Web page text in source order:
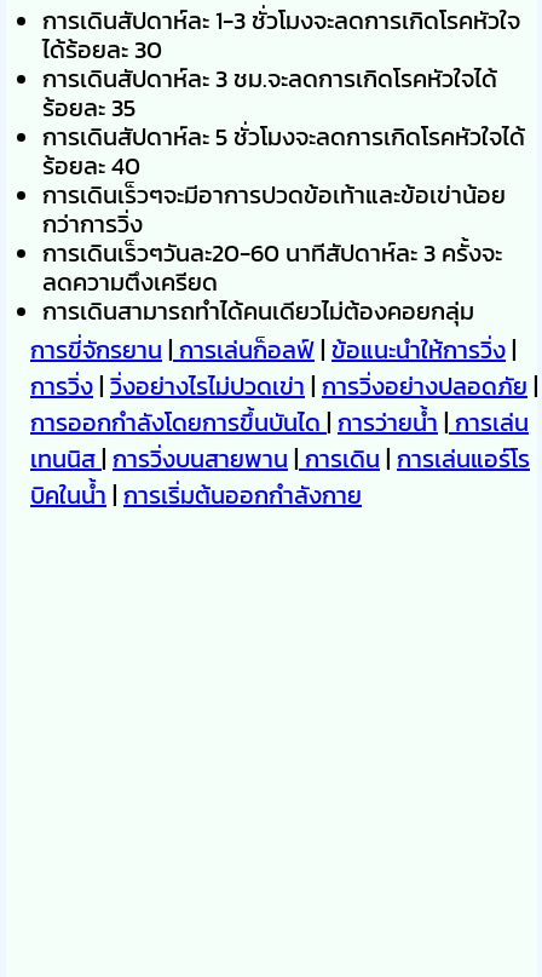
การเดินสัปดาห์ละ 1-3 ชั่วโมงจะลดการเกิดโรคหัวใจ
ได้ร้อยละ 30
การเดินสัปดาห์ละ 3 ชม.จะลดการเกิดโรคหัวใจได้
ร้อยละ 35
การเดินสัปดาห์ละ 5 ชั่วโมงจะลดการเกิดโรคหัวใจได้
ร้อยละ 40
การเดินเร็วๆจะมีอาการปวดข้อเท้าและข้อเข่าน้อย
กว่าการวิ่ง
การเดินเร็วๆวันละ20-60 นาทีสัปดาห์ละ 3 ครั้งจะ
ลดความตึงเครียด
การเดินสามารถทำได้คนเดียวไม่ต้องคอยกลุ่ม
การขี่จักรยาน | การเล่นก็อลฟ์| ข้อแนะนำให้การวิ่ง|
การวิ่ง| วิ่งอย่างไรไม่ปวดเข่า | การวิ่งอย่างปลอดภัย |
การออกกำลังโดยการขึ้นบันได | การว่ายน้ำ | การเล่น
เทนนิส| การวิ่งบนสายพาน | การเดิน | การเล่นแอร์โร
บิคในน้ำ | การเริ่มต้นออกกำลังกาย